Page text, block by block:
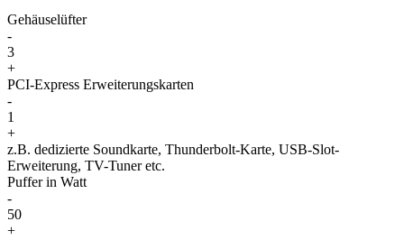
Gehäuselüfter
-
3
+
PCI-Express Erweiterungskarten
-
1
+
z.B. dedizierte Soundkarte, Thunderbolt-Karte, USB-Slot-
Erweiterung, TV-Tuner etc.
Puffer in Watt
-
50
+